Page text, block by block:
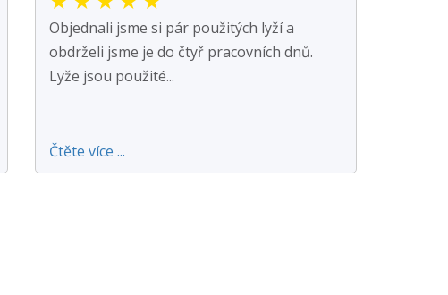
Objednali jsme si pár použitých lyží a
obdrželi jsme je do čtyř pracovních dnů.
Lyže jsou použité...
Čtěte více ...